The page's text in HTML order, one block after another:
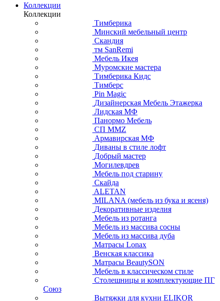
Коллекции
Коллекции
Тимберика
Минский мебельный центр
Скандия
тм SanRemi
Мебель Икея
Муромские мастера
Тимберика Кидс
Тимберс
Pin Magic
Дизайнерская Мебель Этажерка
Лидская МФ
Панормо Мебель
СП ММZ
Армавирская МФ
Диваны в стиле лофт
Добрый мастер
Могилевдрев
Мебель под старину
Скайда
ALETAN
MILANA (мебель из бука и ясеня)
Декоративные изделия
Мебель из ротанга
Мебель из массива сосны
Мебель из массива дуба
Матрасы Lonax
Венская классика
Матрасы BeautySON
Мебель в классическом стиле
Столешницы и комплектующие ПГ
Союз
Вытяжки для кухни ELIKOR